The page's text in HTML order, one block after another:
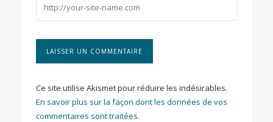
Ce site utilise Akismet pour réduire les indésirables.
En savoir plus sur la façon dont les données de vos
commentaires sont traitées.